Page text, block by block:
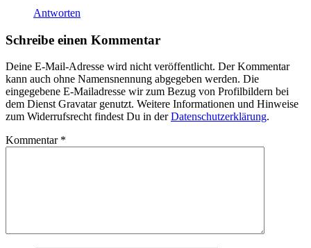
Antworten
Schreibe einen Kommentar
Deine E-Mail-Adresse wird nicht veröffentlicht. Der Kommentar
kann auch ohne Namensnennung abgegeben werden. Die
eingegebene E-Mailadresse wir zum Bezug von Profilbildern bei
dem Dienst Gravatar genutzt. Weitere Informationen und Hinweise
zum Widerrufsrecht findest Du in derDatenschutzerklärung.
Kommentar *